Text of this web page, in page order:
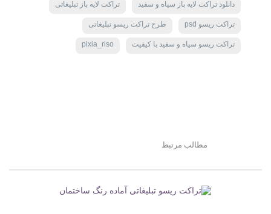
دانلود تراکت لایه باز سیاه و سفید تراکت لایه باز تبلیغاتی
تراکت ریسو psd طرح تراکت ریسو تبلیغاتی
تراکت ریسو سیاه و سفید با کیفیت pixia_riso
مطالب مرتبط